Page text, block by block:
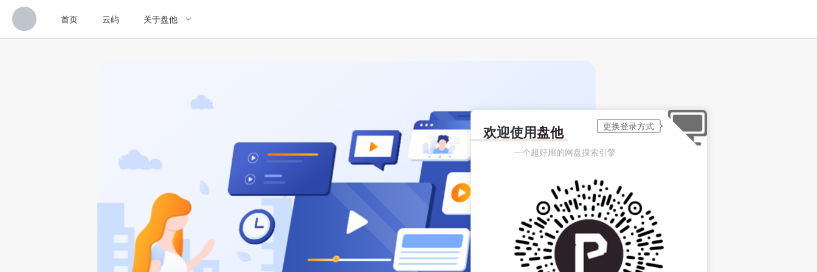
首页 云屿 关于盘他
欢迎使用盘他
一个超好用的网盘搜索引擎